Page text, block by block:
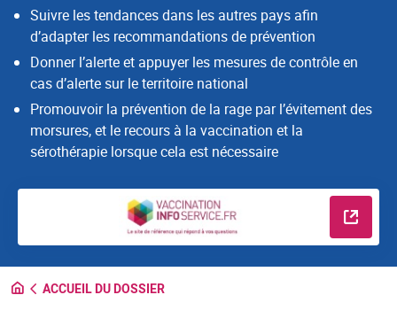
Suivre les tendances dans les autres pays afin
d’adapter les recommandations de prévention
Donner l’alerte et appuyer les mesures de contrôle en
cas d’alerte sur le territoire national
Promouvoir la prévention de la rage par l’évitement des
morsures, et le recours à la vaccination et la
sérothérapie lorsque cela est nécessaire
En
ACCUEIL DU DOSSIER